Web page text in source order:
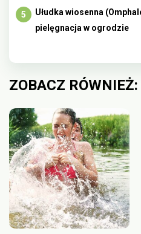
Ułudka wiosenna
pielęgnacja w ogrodzie
ZOBACZ RÓWNIEŻ: